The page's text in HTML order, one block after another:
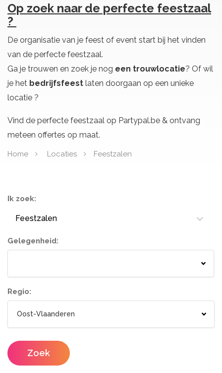
Op zoek naar de perfecte feestzaal
?
De organisatie van je feest of event start bij het vinden
van de perfecte feestzaal.
Ga je trouwen en zoek je nog een trouwlocatie? Of wil
je het bedrijfsfeest laten doorgaan op een unieke
locatie ?
Vind de perfecte feestzaal op Partypal.be & ontvang
meteen offertes op maat.
Home Locaties Feestzalen
Ik zoek:
Feestzalen
Tenten
Wc wagen
Lichtletters
Make-up artist
Haarstylisten
Gelegenheid:
Regio:
Zoek